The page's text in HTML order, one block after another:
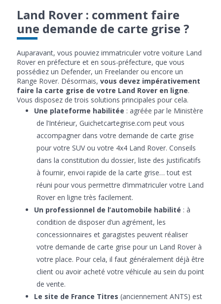
Land Rover : comment faire
une demande de carte grise ?
Auparavant, vous pouviez immatriculer votre voiture Land
Rover en préfecture et en sous-préfecture, que vous
possédiez un Defender, un Freelander ou encore un
Range Rover. Désormais, vous devez impérativement
faire la carte grise de votre Land Rover en ligne.
Vous disposez de trois solutions principales pour cela.
Une plateforme habilitée : agréée par le Ministère
de l’Intérieur, Guichetcartegrise.com peut vous
accompagner dans votre demande de carte grise
pour votre SUV ou votre 4x4 Land Rover. Conseils
dans la constitution du dossier, liste des justificatifs
à fournir, envoi rapide de la carte grise… tout est
réuni pour vous permettre d’immatriculer votre Land
Rover en ligne très facilement.
Un professionnel de l’automobile habilité : à
condition de disposer d’un agrément, les
concessionnaires et garagistes peuvent réaliser
votre demande de carte grise pour un Land Rover à
votre place. Pour cela, il faut généralement déjà être
client ou avoir acheté votre véhicule au sein du point
de vente.
Le site de France Titres (anciennement ANTS) est